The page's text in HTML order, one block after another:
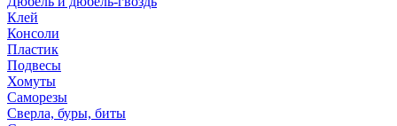
Клей
Консоли
Пластик
Подвесы
Хомуты
Саморезы
Сверла, буры, биты